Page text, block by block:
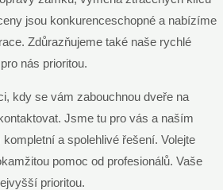
jsou konkurenceschopné a nabízíme
Zdůrazňujeme také naše rychlé
nás prioritou.
kdy se vám zabouchnou dveře na
Jsme tu pro vás a naším
a spolehlivé řešení. Volejte
pomoc od profesionálů. Vaše
prioritou.